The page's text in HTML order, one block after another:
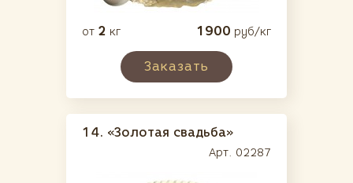
от 2 кг 1900 руб/кг
Заказать
14. «Золотая свадьба»
Арт. 02287